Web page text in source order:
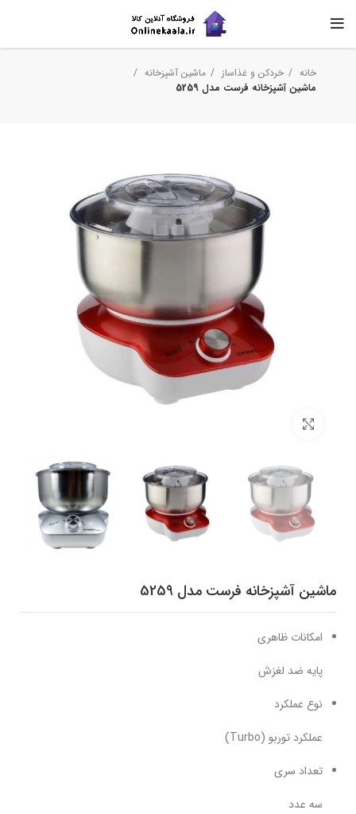
خانه خردکن و غذاساز
ماشین آشپزخانه
ماشین آشپزخانه فرست مدل 5259
ماشین آشپزخانه فرست مدل 5259
امکانات ظاهری
پایه ضد لغزش
نوع عملکرد
عملکرد توربو (Turbo)
تعداد سری
سه عدد